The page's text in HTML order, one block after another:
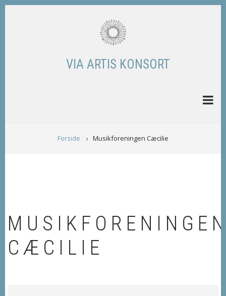
Skip
VIA ARTIS KONSORT
BREADCRUMB
Forside Musikforeningen Cæcilie
CÆCILIE